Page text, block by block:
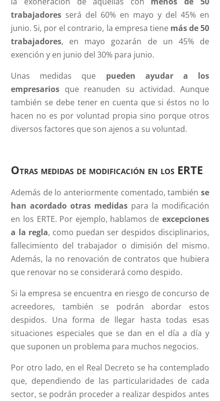
trabajadores será del 60% en mayo y del 45% en
junio. Si, por el contrario, la empresa tiene más de 50
trabajadores, en mayo gozarán de un 45% de
exención y en junio del 30% para junio.
Unas medidas que pueden ayudar a los
empresarios que reanuden su actividad. Aunque
también se debe tener en cuenta que si éstos no lo
hacen no es por voluntad propia sino porque otros
diversos factores que son ajenos a su voluntad.
Otras medidas de modificación en los ERTE
Además de lo anteriormente comentado, también se
han acordado otras medidas para la modificación
en los ERTE. Por ejemplo, hablamos de excepciones
a la regla, como puedan ser despidos disciplinarios,
fallecimiento del trabajador o dimisión del mismo.
Además, la no renovación de contratos que hubiera
que renovar no se considerará como despido.
Si la empresa se encuentra en riesgo de concurso de
acreedores, también se podrán abordar estos
despidos. Una forma de llegar hasta todas esas
situaciones especiales que se dan en el día a día y
que suponen un problema para muchos negocios.
Por otro lado, en el Real Decreto se ha contemplado
que, dependiendo de las particularidades de cada
sector, se podrán proceder a realizar despidos antes